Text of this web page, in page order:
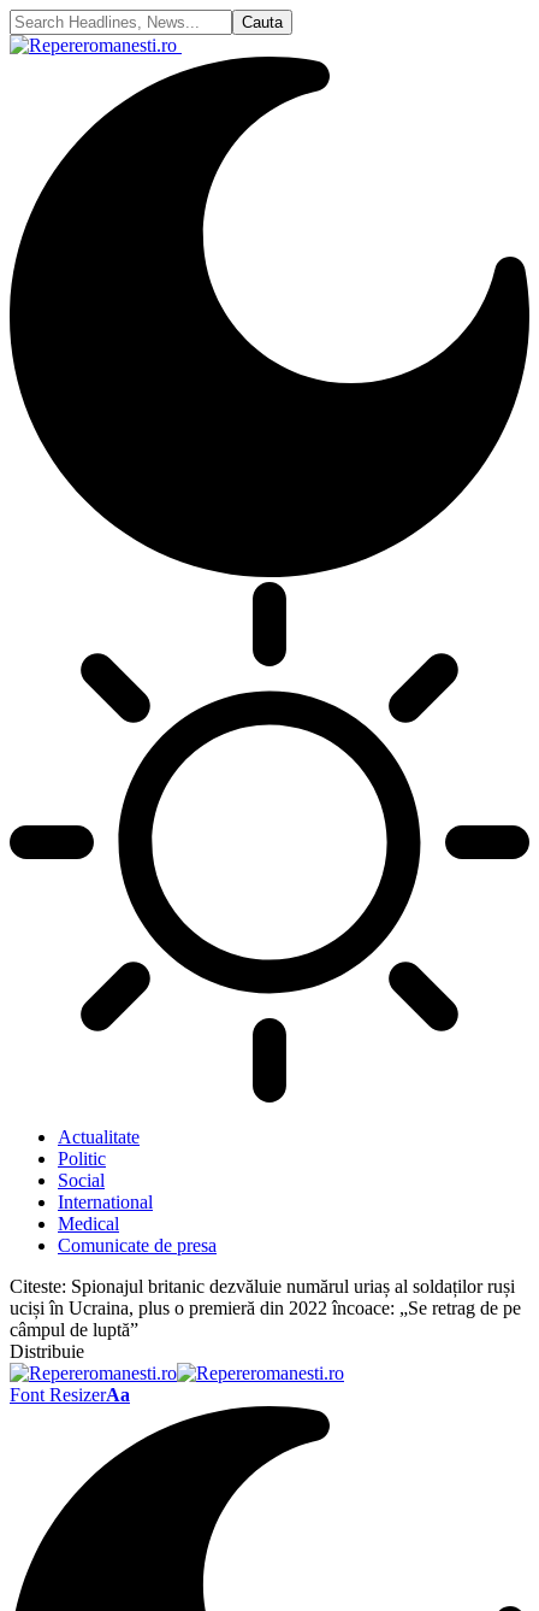
Actualitate
Politic
Social
International
Medical
Comunicate de presa
Citeste: Spionajul britanic dezvăluie numărul uriaș al soldaților ruși
uciși în Ucraina, plus o premieră din 2022 încoace: „Se retrag de pe
câmpul de luptă”
Distribuie
Font ResizerAa